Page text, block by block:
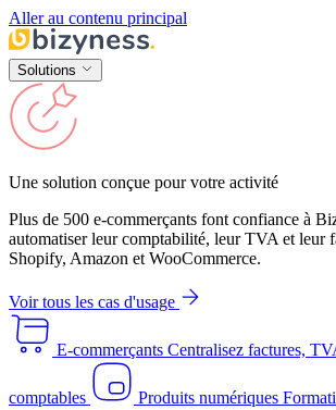
Aller au contenu principal
Solutions
Une solution conçue pour votre activité
Plus de 500 e-commerçants font confiance à
automatiser leur comptabilité, leur TVA et leur
Shopify, Amazon et WooCommerce.
Voir tous les cas d'usage
E-commerçants Centralisez factures,
comptables Produits numériques